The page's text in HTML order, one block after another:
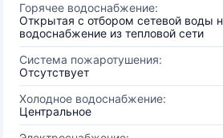
Горячее водоснабжение:
Открытая с отбором сетевой воды
водоснабжение из тепловой сети
Система пожаротушения:
Отсутствует
Холодное водоснабжение:
Центральное